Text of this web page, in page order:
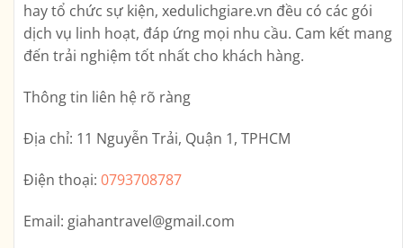
hay tổ chức sự kiện, xedulichgiare.vn đều có các gói
dịch vụ linh hoạt, đáp ứng mọi nhu cầu. Cam kết mang
đến trải nghiệm tốt nhất cho khách hàng.
Thông tin liên hệ rõ ràng
Địa chỉ: 11 Nguyễn Trải, Quận 1, TPHCM
Điện thoại: 0793708787
Email: giahantravel@gmail.com